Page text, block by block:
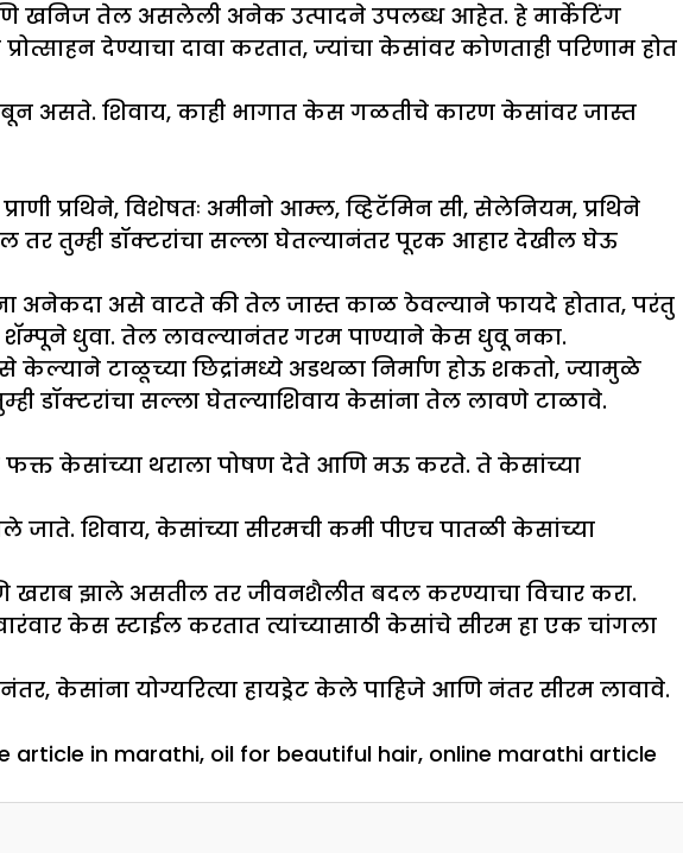
खनिज तेल असलेली अनेक उत्पादने उपलब्ध आहेत. हे मार्केटिंग
देण्याचा दावा करतात, ज्यांचा केसांवर कोणताही परिणाम होत
असते. शिवाय, काही भागात केस गळतीचे कारण केसांवर जास्त
प्रथिने, विशेषतः अमीनो आम्ल, व्हिटॅमिन सी, सेलेनियम, प्रथिने
तुम्ही डॉक्टरांचा सल्ला घेतल्यानंतर पूरक आहार देखील घेऊ
असे वाटते की तेल जास्त काळ ठेवल्याने फायदे होतात, परंतु
शॅम्पूने धुवा. तेल लावल्यानंतर गरम पाण्याने केस धुवू नका.
टाळूच्या छिद्रांमध्ये अडथळा निर्माण होऊ शकतो, ज्यामुळे
डॉक्टरांचा सल्ला घेतल्याशिवाय केसांना तेल लावणे टाळावे.
केसांच्या थराला पोषण देते आणि मऊ करते. ते केसांच्या
शिवाय, केसांच्या सीरमची कमी पीएच पातळी केसांच्या
झाले असतील तर जीवनशैलीत बदल करण्याचा विचार करा.
केस स्टाईल करतात त्यांच्यासाठी केसांचे सीरम हा एक चांगला
केसांना योग्यरित्या हायड्रेट केले पाहिजे आणि नंतर सीरम लावावे.
article in marathi, oil for beautiful hair, online marathi article